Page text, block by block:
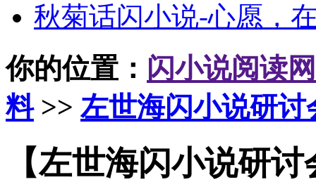
秋菊话闪小说-心愿，
你的位置： 闪小说阅读网
料>> 左世海闪小说研讨
【左世海闪小说研